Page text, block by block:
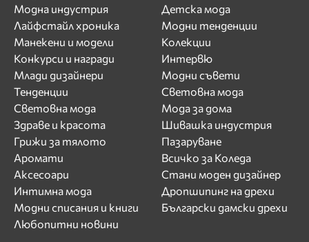
Модна индустрия
Лайфстайл хроника
Манекени и модели
Конкурси и награди
Млади дизайнери
Тенденции
Световна мода
Здраве и красота
Грижи за тялото
Аромати
Аксесоари
Интимна мода
Модни списания и книги
Любопитни новини
Детска мода
Модни тенденции
Колекции
Интервю
Модни съвети
Световна мода
Мода за дома
Шивашка индустрия
Пазаруване
Всичко за Коледа
Стани моден дизайнер
Дропшипинг на дрехи
Български дамски дрехи